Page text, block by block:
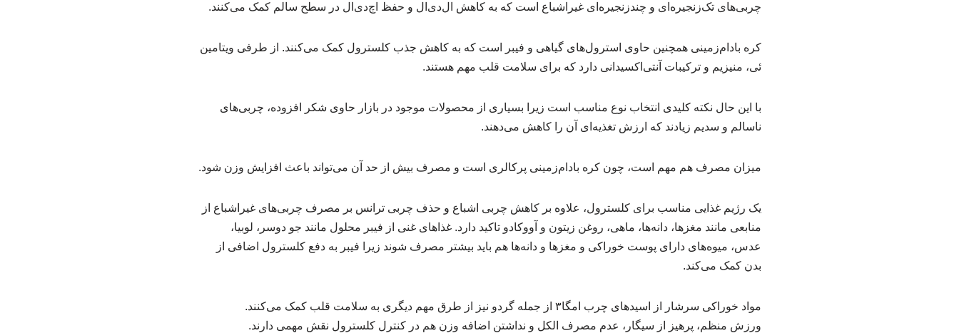
چربی‌های تک‌زنجیره‌ای و چندزنجیره‌ای غیراشباع است که به کاهش ال‌دی‌ال و حفظ اچ‌دی‌ال در سطح سالم کمک می‌کنند.
کره بادام‌زمینی همچنین حاوی استرول‌های گیاهی و فیبر است که به کاهش جذب کلسترول کمک می‌کنند. از طرفی ویتامین
ئی، منیزیم و ترکیبات آنتی‌اکسیدانی دارد که برای سلامت قلب مهم‌ هستند.
با این حال نکته کلیدی انتخاب نوع مناسب است زیرا بسیاری از محصولات موجود در بازار حاوی شکر افزوده، چربی‌های
ناسالم و سدیم زیادند که ارزش تغذیه‌ای آن را کاهش می‌دهند.
میزان مصرف هم مهم است، چون کره بادام‌زمینی پرکالری است و مصرف بیش از حد آن می‌تواند باعث افزایش وزن شود.
یک رژیم غذایی مناسب برای کلسترول، علاوه بر کاهش چربی اشباع و حذف چربی ترانس بر مصرف چربی‌های غیراشباع از
منابعی مانند مغزها، دانه‌ها، ماهی، روغن زیتون و آووکادو تاکید دارد. غذاهای غنی از فیبر محلول مانند جو دوسر، لوبیا،
عدس، میوه‌های دارای پوست خوراکی و مغزها و دانه‌ها هم باید بیشتر مصرف شوند زیرا فیبر به دفع کلسترول اضافی از
بدن کمک می‌کند.
مواد خوراکی سرشار از اسیدهای چرب امگا۳ از جمله گردو نیز از طرق مهم دیگری به سلامت قلب کمک می‌کنند.
ورزش منظم، پرهیز از سیگار، عدم مصرف الکل و نداشتن اضافه وزن هم در کنترل کلسترول نقش مهمی دارند.